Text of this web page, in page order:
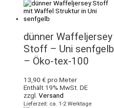
dünner Waffeljersey
Stoff – Uni senfgelb
– Öko-tex-100
13,90 € pro Meter
Enthält 19% MwSt. DE
zzgl. Versand
Lieferzeit: ca. 1-2 Werktage